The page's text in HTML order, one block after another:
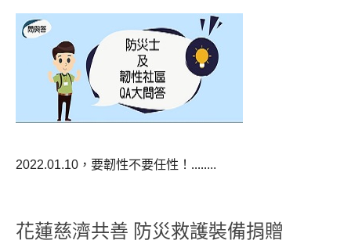
綠能組
影音館
人援會菩薩身影
第一屆人援會年會花絮
第五屆人援會年會
2022.01.10 ，要韌性不要任性！ .....
花蓮慈濟共善 防災救護裝備捐贈